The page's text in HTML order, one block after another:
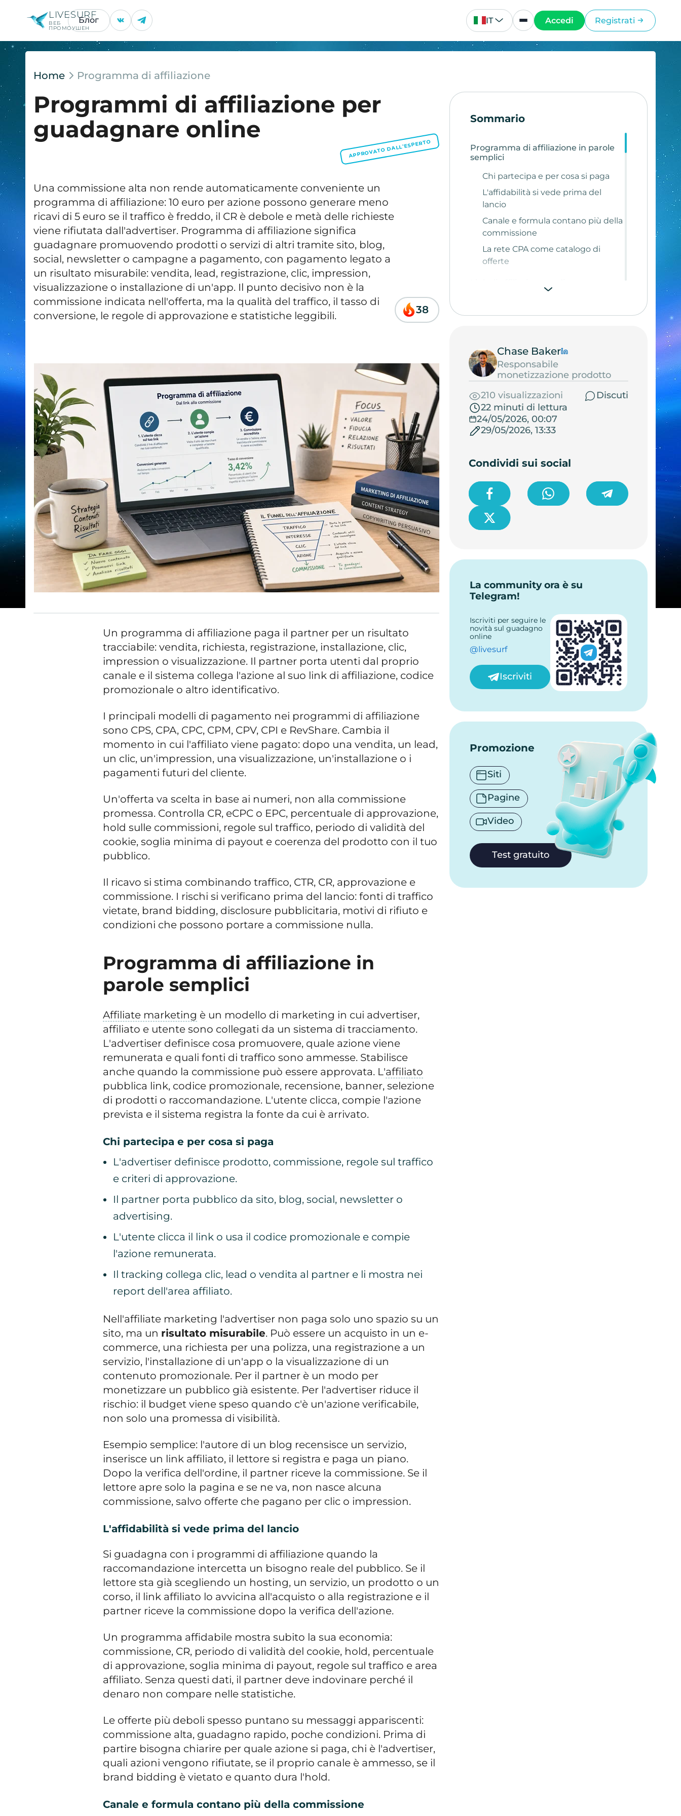
LIVESURF
ВЕБ
ПРОМОУШЕН
Блог IT Accedi Registrati
Home Programma di affiliazione
Programmi di affiliazione per
guadagnare online
APPROVATO DALL'ESPERTO
Una commissione alta non rende automaticamente conveniente un
programma di affiliazione: 10 euro per azione possono generare meno
ricavi di 5 euro se il traffico è freddo, il CR è debole e metà delle richieste
viene rifiutata dall'advertiser. Programma di affiliazione significa
guadagnare promuovendo prodotti o servizi di altri tramite sito, blog,
social, newsletter o campagne a pagamento, con pagamento legato a
un risultato misurabile: vendita, lead, registrazione, clic, impression,
visualizzazione o installazione di un'app. Il punto decisivo non è la
commissione indicata nell'offerta, ma la qualità del traffico, il tasso di
conversione, le regole di approvazione e statistiche leggibili.
38
Un programma di affiliazione paga il partner per un risultato
tracciabile: vendita, richiesta, registrazione, installazione, clic,
impression o visualizzazione. Il partner porta utenti dal proprio
canale e il sistema collega l'azione al suo link di affiliazione, codice
promozionale o altro identificativo.
I principali modelli di pagamento nei programmi di affiliazione
sono CPS, CPA, CPC, CPM, CPV, CPI e RevShare. Cambia il
momento in cui l'affiliato viene pagato: dopo una vendita, un lead,
un clic, un'impression, una visualizzazione, un'installazione o i
pagamenti futuri del cliente.
Un'offerta va scelta in base ai numeri, non alla commissione
promessa. Controlla CR, eCPC o EPC, percentuale di approvazione,
hold sulle commissioni, regole sul traffico, periodo di validità del
cookie, soglia minima di payout e coerenza del prodotto con il tuo
pubblico.
Il ricavo si stima combinando traffico, CTR, CR, approvazione e
commissione. I rischi si verificano prima del lancio: fonti di traffico
vietate, brand bidding, disclosure pubblicitaria, motivi di rifiuto e
condizioni che possono portare a commissione nulla.
Programma di affiliazione in
parole semplici
Affiliate marketing è un modello di marketing in cui advertiser,
affiliato e utente sono collegati da un sistema di tracciamento.
L'advertiser definisce cosa promuovere, quale azione viene
remunerata e quali fonti di traffico sono ammesse. Stabilisce
anche quando la commissione può essere approvata. L'affiliato
pubblica link, codice promozionale, recensione, banner, selezione
di prodotti o raccomandazione. L'utente clicca, compie l'azione
prevista e il sistema registra la fonte da cui è arrivato.
Chi partecipa e per cosa si paga
L'advertiser definisce prodotto, commissione, regole sul traffico
e criteri di approvazione.
Il partner porta pubblico da sito, blog, social, newsletter o
advertising.
L'utente clicca il link o usa il codice promozionale e compie
l'azione remunerata.
Il tracking collega clic, lead o vendita al partner e li mostra nei
report dell'area affiliato.
Nell'affiliate marketing l'advertiser non paga solo uno spazio su un
sito, ma un risultato misurabile. Può essere un acquisto in un e-
commerce, una richiesta per una polizza, una registrazione a un
servizio, l'installazione di un'app o la visualizzazione di un
contenuto promozionale. Per il partner è un modo per
monetizzare un pubblico già esistente. Per l'advertiser riduce il
rischio: il budget viene speso quando c'è un'azione verificabile,
non solo una promessa di visibilità.
Esempio semplice: l'autore di un blog recensisce un servizio,
inserisce un link affiliato, il lettore si registra e paga un piano.
Dopo la verifica dell'ordine, il partner riceve la commissione. Se il
lettore apre solo la pagina e se ne va, non nasce alcuna
commissione, salvo offerte che pagano per clic o impression.
L'affidabilità si vede prima del lancio
Si guadagna con i programmi di affiliazione quando la
raccomandazione intercetta un bisogno reale del pubblico. Se il
lettore sta già scegliendo un hosting, un servizio, un prodotto o un
corso, il link affiliato lo avvicina all'acquisto o alla registrazione e il
partner riceve la commissione dopo la verifica dell'azione.
Un programma affidabile mostra subito la sua economia:
commissione, CR, periodo di validità del cookie, hold, percentuale
di approvazione, soglia minima di payout, regole sul traffico e area
affiliato. Senza questi dati, il partner deve indovinare perché il
denaro non compare nelle statistiche.
Le offerte più deboli spesso puntano su messaggi appariscenti:
commissione alta, guadagno rapido, poche condizioni. Prima di
partire bisogna chiarire per quale azione si paga, chi è l'advertiser,
quali azioni vengono rifiutate, se il proprio canale è ammesso, se il
brand bidding è vietato e quanto dura l'hold.
Canale e formula contano più della commissione
Sommario
Programma di affiliazione in parole
semplici
Chi partecipa e per cosa si paga
L'affidabilità si vede prima del
lancio
Canale e formula contano più della
commissione
La rete CPA come catalogo di
offerte
promozionale e dashboard
all'installazione
CPS: commissione sulla vendita
CPC, CPM, CPV e CPI
Un programma affidabile si sceglie
dai numeri, non dalle promesse
canale, offerta, primi 100-300 clic
Calcolare il ricavo senza illusioni
Esempi di programmi e verticali:
come leggerli senza trasformarli in
classifica
primo test
content.faq.title
Chase Baker
Responsabile
monetizzazione prodotto
210 visualizzazioni
Discuti
22 minuti di lettura
24/05/2026, 00:07
29/05/2026, 13:33
Condividi sui social
La community ora è su
Telegram!
Iscriviti per seguire le
novità sul guadagno
online
@livesurf
Iscriviti
Promozione
Siti
Pagine
Video
Test gratuito